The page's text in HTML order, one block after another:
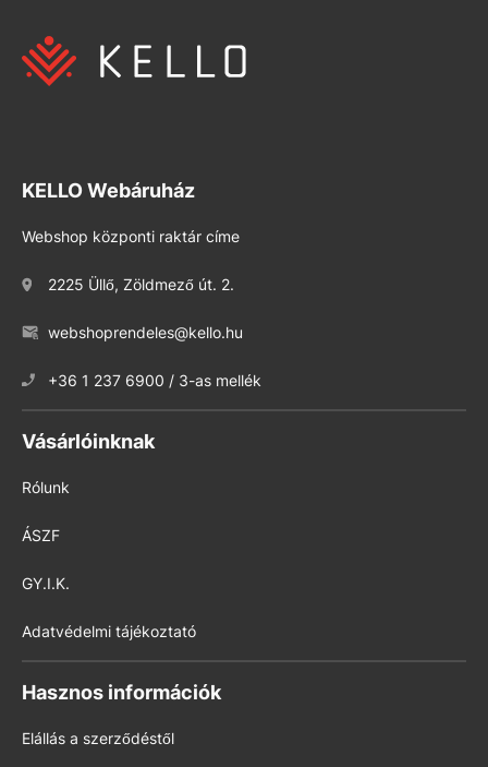
KELLO Webáruház
Webshop központi raktár címe
2225 Üllő, Zöldmező út. 2.
webshoprendeles@kello.hu
+36 1 237 6900 / 3-as mellék
Vásárlóinknak
Rólunk
ÁSZF
GY.I.K.
Adatvédelmi tájékoztató
Hasznos információk
Elállás a szerződéstől